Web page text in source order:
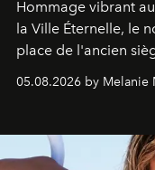
Hommage vibrant
la Ville Éternelle, le
place de l'ancien
de vivre Romain
05.08.2026 by Melanie